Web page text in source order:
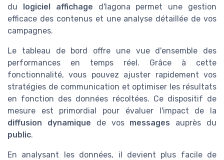
du logiciel affichage d'Iagona permet une gestion
efficace des contenus et une analyse détaillée de vos
campagnes.
Le tableau de bord offre une vue d'ensemble des
performances en temps réel. Grâce à cette
fonctionnalité, vous pouvez ajuster rapidement vos
stratégies de communication et optimiser les résultats
en fonction des données récoltées. Ce dispositif de
mesure est primordial pour évaluer l'impact de la
diffusion dynamique de vos messages auprès du
public.
En analysant les données, il devient plus facile de